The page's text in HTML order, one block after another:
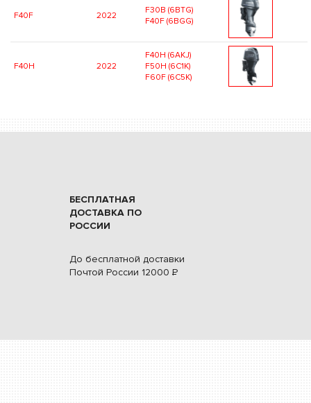
БЕСПЛАТНАЯ
ДОСТАВКА ПО
РОССИИ
До бесплатной доставки
Почтой России 12000 Р
F40F 2022
F30B (6BTG)
F40F (6BGG)
F40H 2022
F40H (6AKJ)
F50H (6C1K)
F60F (6C5K)